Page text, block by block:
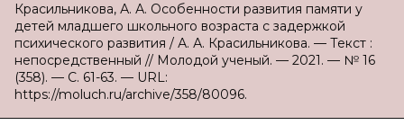
Красильникова, А. А. Особенности развития памяти у
детей младшего школьного возраста с задержкой
психического развития / А. А. Красильникова. — Текст :
непосредственный // Молодой ученый. — 2021. — № 16
(358). — С. 61-63. — URL:
https://moluch.ru/archive/358/80096.